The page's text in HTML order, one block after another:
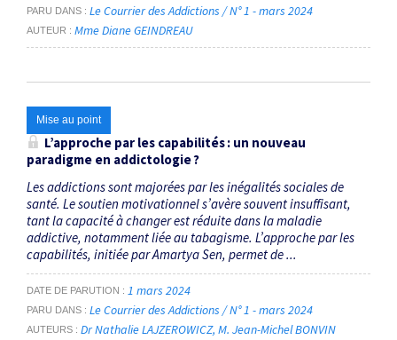
PARU DANS Le Courrier des Addictions / N° 1 - mars 2024
AUTEUR Mme Diane GEINDREAU
Mise au point
L’approche par les capabilités : un nouveau
paradigme en addictologie ?
Les addictions sont majorées par les inégalités sociales de
santé. Le soutien motivationnel s’avère souvent insuffisant,
tant la capacité à changer est réduite dans la maladie
addictive, notamment liée au tabagisme. L’approche par les
capabilités, initiée par Amartya Sen, permet de ...
DATE DE PARUTION 1 mars 2024
PARU DANS Le Courrier des Addictions / N° 1 - mars 2024
AUTEURS Dr Nathalie LAJZEROWICZ M. Jean-Michel BONVIN